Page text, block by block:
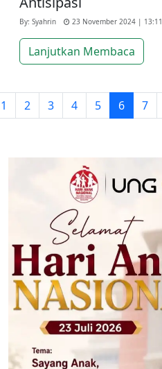
By: Syahrin 23 November 2024 | 13:11
Lanjutkan Membaca
1 2 3 4 5 6 7